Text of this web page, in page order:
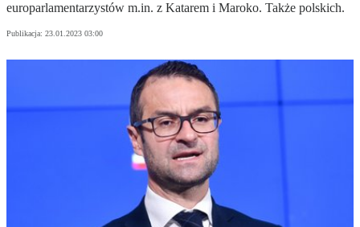
europarlamentarzystów m.in. z Katarem i Maroko. Także polskich.
Publikacja: 23.01.2023 03:00